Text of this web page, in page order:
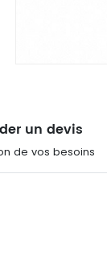
un devis
de vos besoins